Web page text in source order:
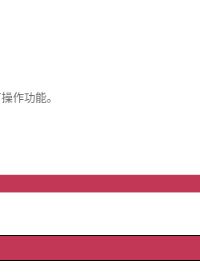
作功能。